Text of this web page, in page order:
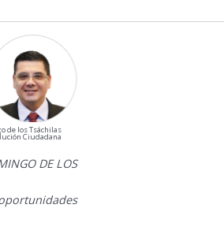
de los Tsáchilas
Ciudadana
DE LOS